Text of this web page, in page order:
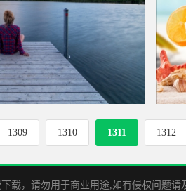
风景壁纸
大海
1309 1310 1311 1312
载，请勿用于商业用途,如有侵权问题